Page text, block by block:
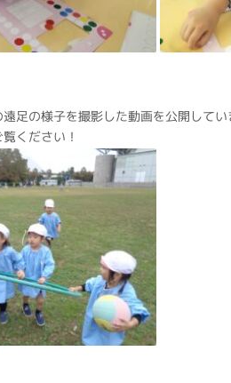
遠足の様子を撮影した動画を公開して
ください！